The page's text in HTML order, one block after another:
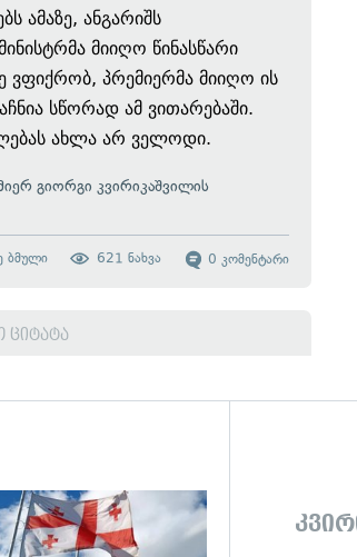
ამაზე, ანგარიშს
მიიღო წინასწარი
ვფიქრობ, პრემიერმა მიიღო ის
სწორად ამ ვითარებაში.
ახლა არ ველოდი.
გიორგი კვირიკაშვილის
0 კომენტარი
621 ნახვა
ბმული
ციტატა
გადახედვა